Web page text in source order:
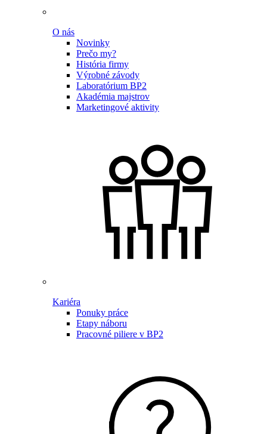
O nás
Novinky
Prečo my?
História firmy
Výrobné závody
Laboratórium BP2
Akadémia majstrov
Marketingové aktivity
Kariéra
Ponuky práce
Etapy náboru
Pracovné piliere v BP2